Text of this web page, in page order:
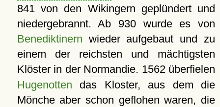
841 von den Wikingern geplündert und
niedergebrannt. Ab 930 wurde es von
Benediktinern wieder aufgebaut und zu
einem der reichsten und mächtigsten
Klöster in der Normandie. 1562 überfielen
Hugenotten das Kloster, aus dem die
Mönche aber schon geflohen waren, die